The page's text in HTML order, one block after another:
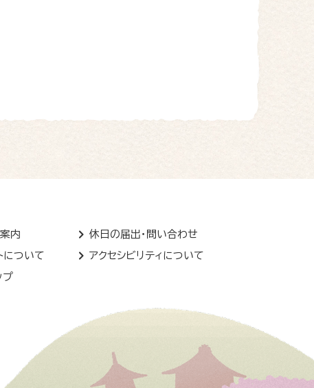
内 休日の届出・問い合わせ
について アクセシビリティについて
プ